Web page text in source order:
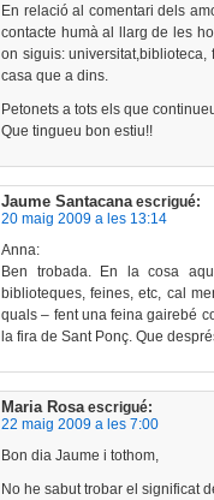
En relació al comentari dels
contacte humà al llarg de les
on siguis:
casa que a dins.
Petonets a tots els que
Que tingueu bon estiu!!
Jaume Santacana escrigué:
20 maig 2009 a les 13:14
Anna:
Ben trobada. En la cosa
biblioteques, feines, etc, cal
quals – fent una feina gairebé
la fira de Sant Ponç. Que
Maria Rosa escrigué:
22 maig 2009 a les 7:00
Bon dia Jaume i tothom,
No he sabut trobar el significat